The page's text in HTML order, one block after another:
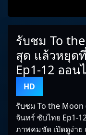
รับชม To
สุด แล้วหยุด
Ep1-12 ออน
HD
รับชม To the Moon
จันทร์ ซับไทย Ep1-
ภาพคมชัด เปิดดูง่า